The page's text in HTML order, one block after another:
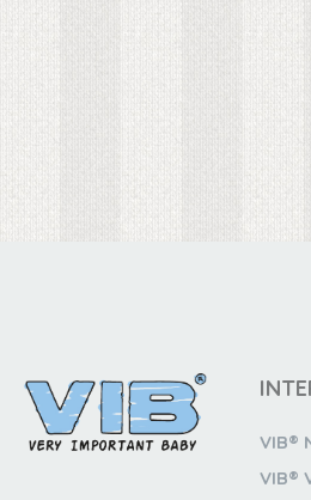
VIB®
VIB®